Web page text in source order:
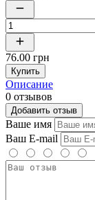
76.00 грн
Купить
Описание
0 отзывов
Добавить отзыв
Ваше имя
Ваш E-mail